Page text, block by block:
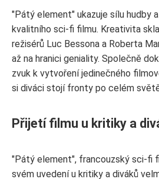
"Pátý element" ukazuje sílu hudby
kvalitního sci-fi filmu. Kreativita
režisérů Luc Bessona a Roberta
až na hranici geniality. Společně
zvuk k vytvoření jedinečného
si diváci stojí fronty po celém
Přijetí filmu u kritiky a
"Pátý element", francouzský sci-fi
svém uvedení u kritiky a diváků